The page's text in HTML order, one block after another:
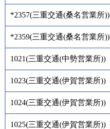
*2357(三重交通(桑名営業所))
*2359(三重交通(桑名営業所))
1021(三重交通(中勢営業所))
1023(三重交通(伊賀営業所))
1024(三重交通(伊賀営業所))
1025(三重交通(伊賀営業所))